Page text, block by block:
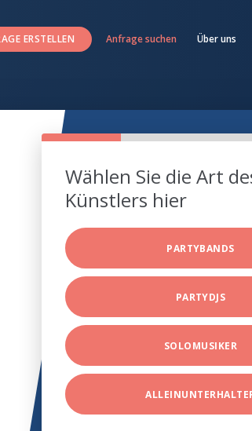
ERSTELLEN Anfrage suchen Über uns
Wählen Sie die Art
Künstlers hier
PARTYBANDS
PARTYDJS
SOLOMUSIKER